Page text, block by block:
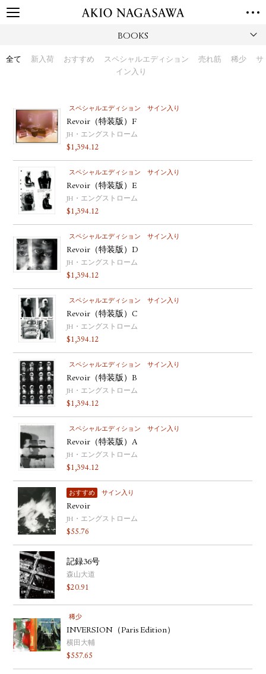
BOOKS
全て 新入荷 おすすめ スペシャルエディション 売れ筋 稀少
サ
イン入り
スペシャルエディション サイン入り
Revoir（特装版）F
JH・エングストローム
$1,394.12
スペシャルエディション サイン入り
Revoir（特装版）E
JH・エングストローム
$1,394.12
スペシャルエディション サイン入り
Revoir（特装版）D
JH・エングストローム
$1,394.12
スペシャルエディション サイン入り
Revoir（特装版）C
JH・エングストローム
$1,394.12
スペシャルエディション サイン入り
Revoir（特装版）B
JH・エングストローム
$1,394.12
スペシャルエディション サイン入り
Revoir（特装版）A
JH・エングストローム
$1,394.12
おすすめ サイン入り
Revoir
JH・エングストローム
$55.76
記録36号
森山大道
$20.91
稀少
INVERSION（Paris Edition）
横田大輔
$557.65
GALLERY
TORANOMON
PUBLISHING
ONLINE SHOP
NEWS
ABOUT
ABOUT US LOCATIONS
PRIVACY POLICY
PUBLISHING
TWITTER
FACEBOOK
YOUTUBE